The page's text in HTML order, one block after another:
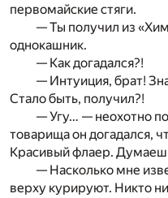
первомайские стяги.
— Ты получил из
однокашник.
— Как догадался?!
— Интуиция, брат!
Стало быть, получил?!
— Угу… — неохотно
товарища он догадался,
Красивый флаер.
— Насколько мне
верху курируют. Никто